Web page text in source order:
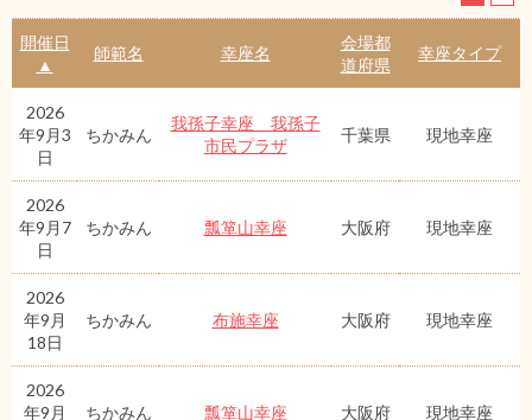
開催日
▲
師範名 幸座名
会場都
道府県
幸座タイプ
2026
年9月3
日
ちかみん
我孫子幸座 我孫子
市民プラザ
千葉県 現地幸座
2026
年9月7
日
ちかみん 瓢箪山幸座 大阪府 現地幸座
2026
年9月
18日
ちかみん 布施幸座 大阪府 現地幸座
2026
年9月
ちかみん 瓢箪山幸座 大阪府 現地幸座